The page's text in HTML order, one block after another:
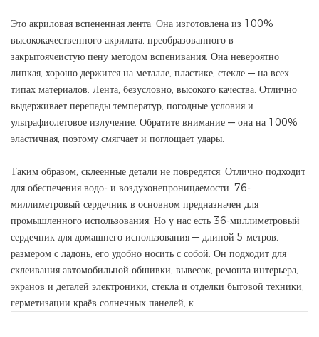
Это акриловая вспененная лента. Она изготовлена ​​из 100%
высококачественного акрилата, преобразованного в
закрытоячеистую пену методом вспенивания. Она невероятно
липкая, хорошо держится на металле, пластике, стекле — на всех
типах материалов. Лента, безусловно, высокого качества. Отлично
выдерживает перепады температур, погодные условия и
ультрафиолетовое излучение. Обратите внимание — она на 100%
эластичная, поэтому смягчает и поглощает удары.
Таким образом, склеенные детали не повредятся. Отлично подходит
для обеспечения водо- и воздухонепроницаемости. 76-
миллиметровый сердечник в основном предназначен для
промышленного использования. Но у нас есть 36-миллиметровый
сердечник для домашнего использования — длиной 5 метров,
размером с ладонь, его удобно носить с собой. Он подходит для
склеивания автомобильной обшивки, вывесок, ремонта интерьера,
экранов и деталей электроники, стекла и отделки бытовой техники,
герметизации краёв солнечных панелей, к